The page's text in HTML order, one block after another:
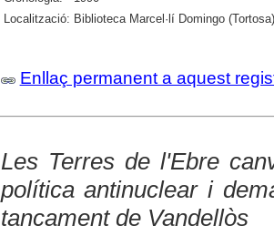
Localització: Biblioteca Marcel·lí Domingo (Tortosa)
Enllaç permanent a aquest
Les Terres de l'Ebre
política antinuclear i
tancament de Vandellòs